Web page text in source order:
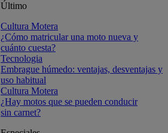
Último
Cultura Motera
¿Cómo matricular una moto nueva y
cuánto cuesta?
Tecnologia
Embrague húmedo: ventajas, desventajas y
uso habitual
Cultura Motera
¿Hay motos que se pueden conducir
sin carnet?